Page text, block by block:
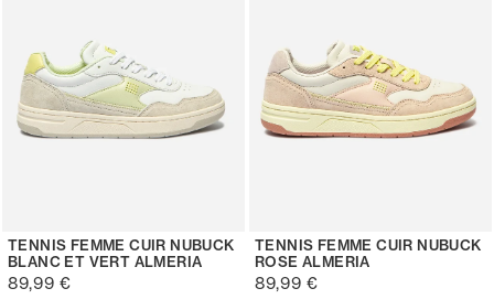
TENNIS FEMME CUIR NUBUCK
BLANC ET VERT ALMERIA
89,99 €
TENNIS FEMME CUIR NUBUCK
ROSE ALMERIA
89,99 €